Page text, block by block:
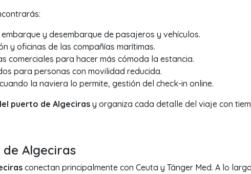
y desembarque de pasajeros y vehículos.
y oficinas de las compañías marítimas.
comerciales para hacer más cómoda la estancia.
para personas con movilidad reducida.
la naviera lo permite, gestión del check-in online.
puerto de Algeciras y organiza cada detalle del viaje con
Algeciras
conectan principalmente con Ceuta y Tánger Med. A lo